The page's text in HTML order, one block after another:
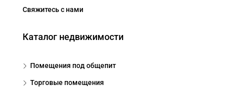
Свяжитесь с нами
Каталог недвижимости
Помещения под общепит
Торговые помещения